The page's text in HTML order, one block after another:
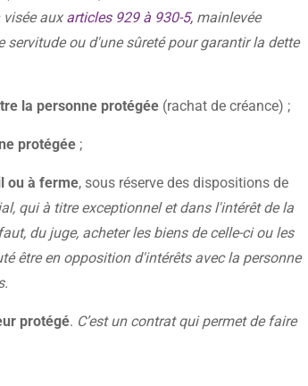
visée auxarticles 929 à 930-5, mainlevée
ou d'une sûreté pour garantir la dette
la personne protégée (rachat de créance) ;
protégée ;
ou à ferme, sous réserve des dispositions de
qui à titre exceptionnel et dans l'intérêt de la
du juge, acheter les biens de celle-ci ou les
être en opposition d'intérêts avec la personne
protégé. C’est un contrat qui permet de faire